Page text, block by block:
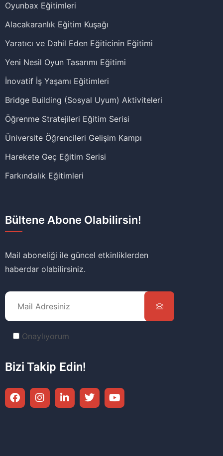
Oyunbax Eğitimleri
Alacakaranlık Eğitim Kuşağı
Yaratıcı ve Dahil Eden Eğiticinin Eğitimi
Yeni Nesil Oyun Tasarımı Eğitimi
İnovatif İş Yaşamı Eğitimleri
Bridge Building (Sosyal Uyum) Aktiviteleri
Öğrenme Stratejileri Eğitim Serisi
Üniversite Öğrencileri Gelişim Kampı
Harekete Geç Eğitim Serisi
Farkındalık Eğitimleri
Bültene Abone Olabilirsin!
Mail aboneliği ile güncel etkinliklerden
haberdar olabilirsiniz.
Onaylıyorum
Bizi Takip Edin!